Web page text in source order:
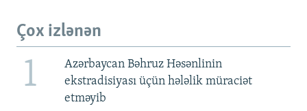
Çox izlənən
1
Azərbaycan Bəhruz Həsənlinin
ekstradisiyası üçün hələlik müraciət
etməyib